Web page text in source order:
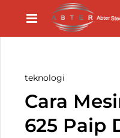
teknologi
Cara
625 Paip